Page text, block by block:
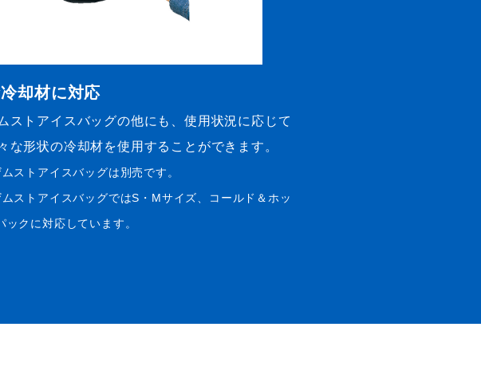
却材に対応
ストアイスバッグの他にも、使用状況に応じて
な形状の冷却材を使用することができます。
ムストアイスバッグは別売です。
ムストアイスバッグではS・Mサイズ、コールド＆ホッ
ックに対応しています。